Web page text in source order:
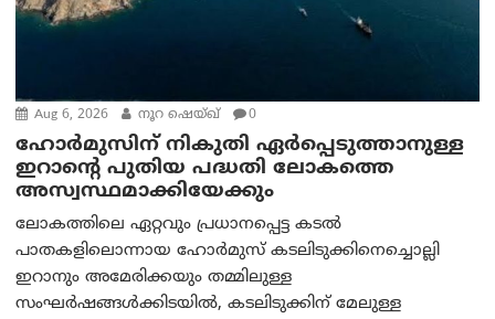
Aug 6, 2026 നൂറ ഷെയ്ഖ് 0
ഹോർമുസിന് നികുതി ഏർപ്പെടുത്താനുള്ള
ഇറാന്റെ പുതിയ പദ്ധതി ലോകത്തെ
അസ്വസ്ഥമാക്കിയേക്കും
ലോകത്തിലെ ഏറ്റവും പ്രധാനപ്പെട്ട കടൽ
പാതകളിലൊന്നായ ഹോർമുസ് കടലിടുക്കിനെച്ചൊല്ലി
ഇറാനും അമേരിക്കയും തമ്മിലുള്ള
സംഘർഷങ്ങൾക്കിടയിൽ, കടലിടുക്കിന് മേലുള്ള